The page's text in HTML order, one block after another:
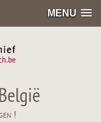
MENU
!